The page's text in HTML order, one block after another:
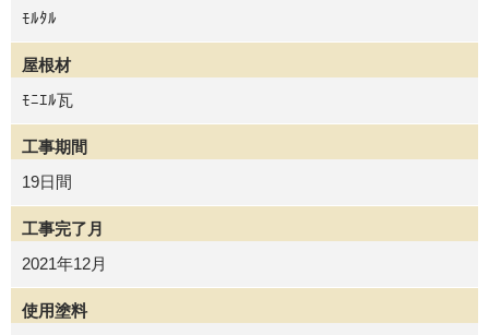
ﾓﾙﾀﾙ
屋根材
ﾓﾆｴﾙ瓦
工事期間
19日間
工事完了月
2021年12月
使用塗料